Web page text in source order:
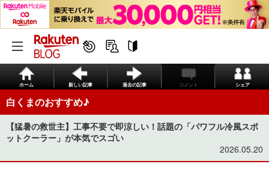
ホーム 新しい記事 過去の記事 コメント シェア
白くまのおすすめ♪
【猛暑の救世主】工事不要で即涼しい！話題の「パワフル冷風スポ
ットクーラー」が本気でスゴい
2026.05.20